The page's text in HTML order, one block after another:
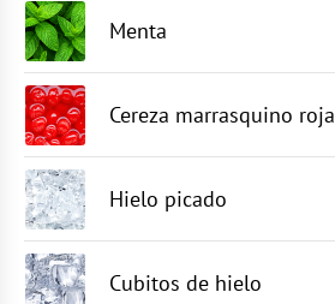
Menta
Cereza marrasquino roja
Hielo picado
Cubitos de hielo